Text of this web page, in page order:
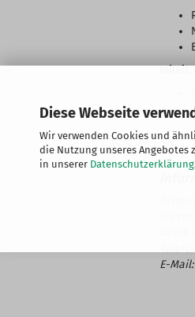
Diese Webseite
Wir verwenden Cookies und
die Nutzung unseres
in unserer Datenschutzerklärung
Inhalt
E-